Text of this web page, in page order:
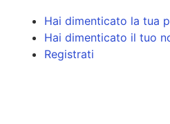
Hai dimenticato la tua
Hai dimenticato il tuo
Registrati